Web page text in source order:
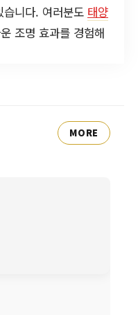
니다. 여러분도 태양
조명 효과를 경험해
MORE